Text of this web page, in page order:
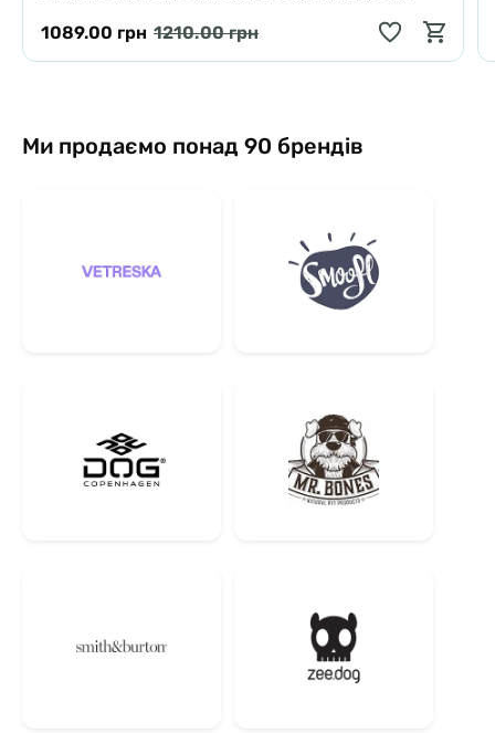
1089.00 грн 1210.00 грн
Ми продаємо понад 90 брендів